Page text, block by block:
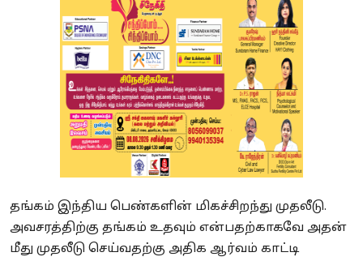
தங்கம் இந்திய பெண்களின் மிகச்சிறந்து முதலீடு.
அவசரத்திற்கு தங்கம் உதவும் என்பதற்காகவே அதன்
மீது முதலீடு செய்வதற்கு அதிக ஆர்வம் காட்டி